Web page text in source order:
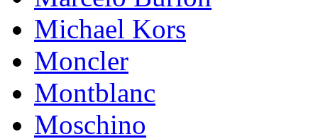
Michael Kors
Mоnсlеr
Montblanc
Moschino